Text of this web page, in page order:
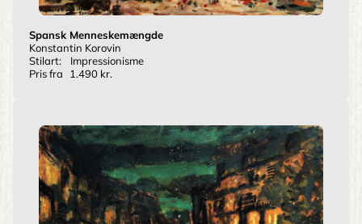
Spansk Menneskemængde
Konstantin Korovin
Stilart:
Impressionisme
Pris fra
1.490 kr.